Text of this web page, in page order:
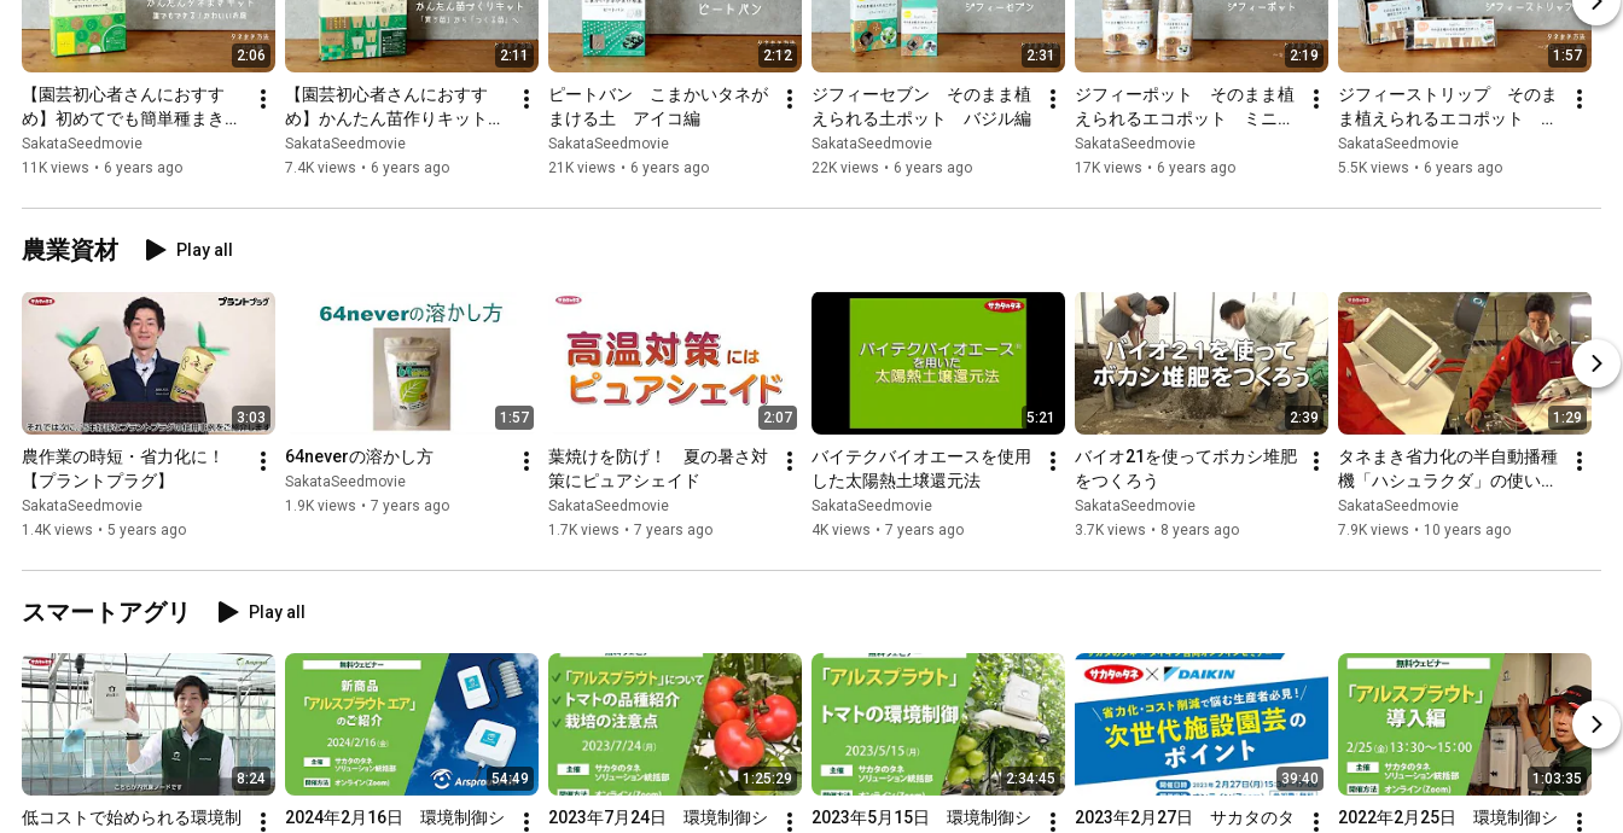
2:06
【園芸初心者さんにおすす
め】初めてでも簡単種まき！
便利なキットで種から育てる
【バジル編】
SakataSeedmovie
11K views • 6 years ago
2:11
【園芸初心者さんにおすす
め】かんたん苗作りキットで
種から苗を育てる【ミニトマ
ト編】
SakataSeedmovie
7.4K views • 6 years ago
2:12
ピートバン　こまかいタネが
まける土　アイコ編
SakataSeedmovie
21K views • 6 years ago
2:31
ジフィーセブン　そのまま植
えられる土ポット　バジル編
SakataSeedmovie
22K views • 6 years ago
2:19
ジフィーポット　そのまま植
えられるエコポット　ミニひ
まわり編
SakataSeedmovie
17K views • 6 years ago
1:57
ジフィーストリップ　そのま
ま植えられるエコポット　ブ
ロッコリー編
SakataSeedmovie
5.5K views • 6 years ago
農業資材 Play all
3:03
農作業の時短・省力化に！
【プラントプラグ】
SakataSeedmovie
1.4K views • 5 years ago
1:57
64neverの溶かし方
SakataSeedmovie
1.9K views • 7 years ago
2:07
葉焼けを防げ！　夏の暑さ対
策にピュアシェイド
SakataSeedmovie
1.7K views • 7 years ago
5:21
バイテクバイオエースを使用
した太陽熱土壌還元法
SakataSeedmovie
4K views • 7 years ago
2:39
バイオ21を使ってボカシ堆肥
をつくろう
SakataSeedmovie
3.7K views • 8 years ago
1:29
タネまき省力化の半自動播種
機「ハシュラクダ」の使い方
（ダイジェスト）サカタのタ
ネ
SakataSeedmovie
7.9K views • 10 years ago
スマートアグリ Play all
8:24
低コストで始められる環境制
54:49
2024年2月16日　環境制御シ
1:25:29
2023年7月24日　環境制御シ
2:34:45
2023年5月15日　環境制御シ
39:40
2023年2月27日　サカタのタ
1:03:35
2022年2月25日　環境制御シ